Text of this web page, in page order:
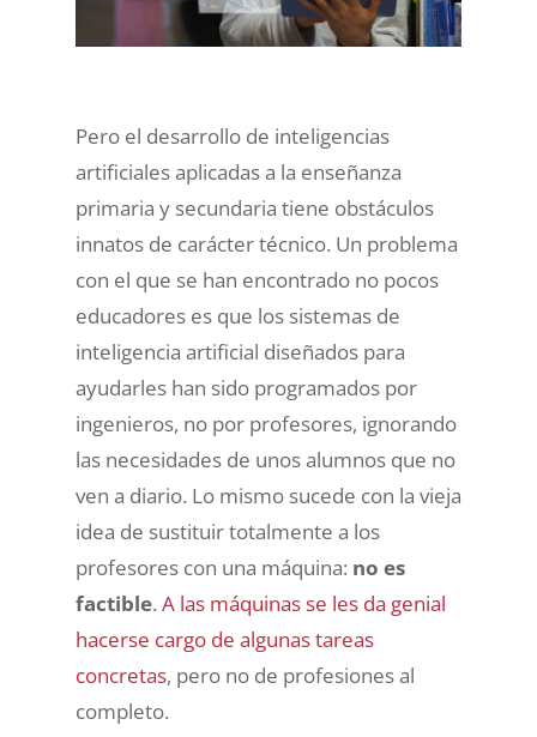
Pero el desarrollo de inteligencias
artificiales aplicadas a la enseñanza
primaria y secundaria tiene obstáculos
innatos de carácter técnico. Un problema
con el que se han encontrado no pocos
educadores es que los sistemas de
inteligencia artificial diseñados para
ayudarles han sido programados por
ingenieros, no por profesores, ignorando
las necesidades de unos alumnos que no
ven a diario. Lo mismo sucede con la vieja
idea de sustituir totalmente a los
profesores con una máquina: no es
factible. A las máquinas se les da genial
hacerse cargo de algunas tareas
concretas, pero no de profesiones al
completo.